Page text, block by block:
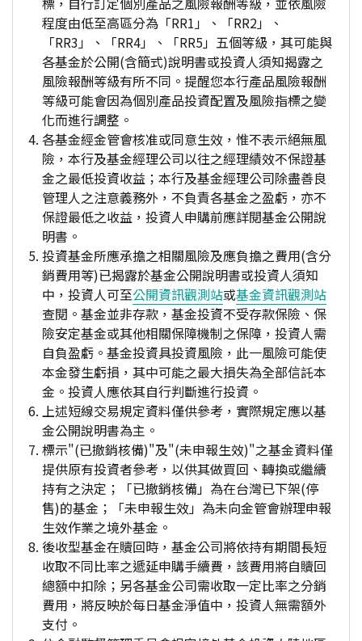
程度由低至高區分為「RR1」、「RR2」、
「RR3」、「RR4」、「RR5」五個等級，其可能與
各基金於公開(含簡式)說明書或投資人須知揭露之
風險報酬等級有所不同。提醒您本行產品風險報酬
等級可能會因為個別產品投資配置及風險指標之變
化而進行調整。
各基金經金管會核准或同意生效，惟不表示絕無風
險，本行及基金經理公司以往之經理績效不保證基
金之最低投資收益；本行及基金經理公司除盡善良
管理人之注意義務外，不負責各基金之盈虧，亦不
保證最低之收益，投資人申購前應詳閱基金公開說
明書。
投資基金所應承擔之相關風險及應負擔之費用(含分
銷費用等)已揭露於基金公開說明書或投資人須知
中，投資人可至公開資訊觀測站或基金資訊觀測站
查閱。基金並非存款，基金投資不受存款保險、保
險安定基金或其他相關保障機制之保障，投資人需
自負盈虧。基金投資具投資風險，此一風險可能使
本金發生虧損，其中可能之最大損失為全部信託本
金。投資人應依其自行判斷進行投資。
上述短線交易規定資料僅供參考，實際規定應以基
金公開說明書為主。
標示"(已撤銷核備)"及"(未申報生效)"之基金資料僅
提供原有投資者參考，以供其做買回、轉換或繼續
持有之決定；「已撤銷核備」為在台灣已下架(停
售)的基金；「未申報生效」為未向金管會辦理申報
生效作業之境外基金。
後收型基金在贖回時，基金公司將依持有期間長短
收取不同比率之遞延申購手續費，該費用將自贖回
總額中扣除；另各基金公司需收取一定比率之分銷
費用，將反映於每日基金淨值中，投資人無需額外
支付。